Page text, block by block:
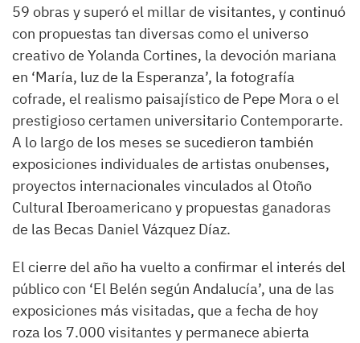
59 obras y superó el millar de visitantes, y continuó
con propuestas tan diversas como el universo
creativo de Yolanda Cortines, la devoción mariana
en ‘María, luz de la Esperanza’, la fotografía
cofrade, el realismo paisajístico de Pepe Mora o el
prestigioso certamen universitario Contemporarte.
A lo largo de los meses se sucedieron también
exposiciones individuales de artistas onubenses,
proyectos internacionales vinculados al Otoño
Cultural Iberoamericano y propuestas ganadoras
de las Becas Daniel Vázquez Díaz.
El cierre del año ha vuelto a confirmar el interés del
público con ‘El Belén según Andalucía’, una de las
exposiciones más visitadas, que a fecha de hoy
roza los 7.000 visitantes y permanece abierta